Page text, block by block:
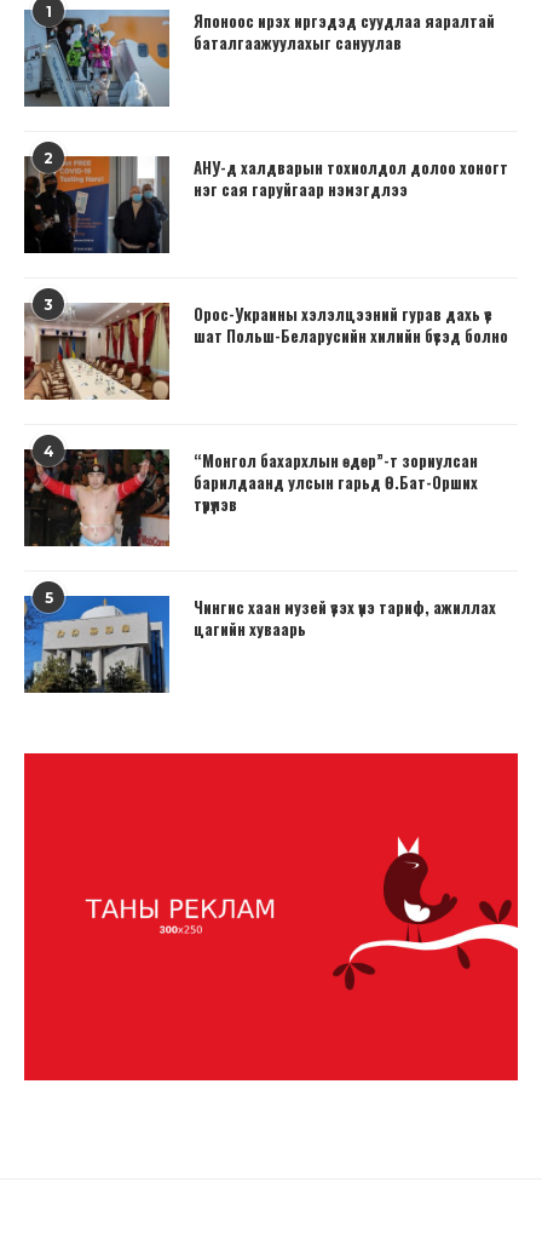
1
Японоос ирэх иргэдэд суудлаа яаралтай
баталгаажуулахыг сануулав
2
АНУ-д халдварын тохиолдол долоо хоногт
нэг сая гаруйгаар нэмэгдлээ
3
Орос-Украины хэлэлцээний гурав дахь үе
шат Польш-Беларусийн хилийн бүсэд болно
4
“Монгол бахархлын өдөр”-т зориулсан
барилдаанд улсын гарьд Ө.Бат-Орших
түрүүлэв
5
Чингис хаан музей үзэх үнэ тариф, ажиллах
цагийн хуваарь